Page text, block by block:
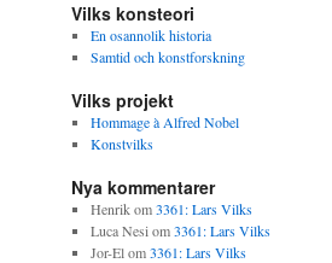
Vilks konsteori
En osannolik historia
Samtid och konstforskning
Vilks projekt
Hommage à Alfred Nobel
Konstvilks
Nya kommentarer
Henrikom3361: Lars Vilks
Luca Nesi om3361: Lars Vilks
Jor-Elom3361: Lars Vilks